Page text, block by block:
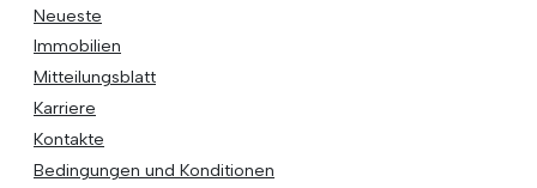
Neueste
Immobilien
Mitteilungsblatt
Karriere
Kontakte
Bedingungen und Konditionen